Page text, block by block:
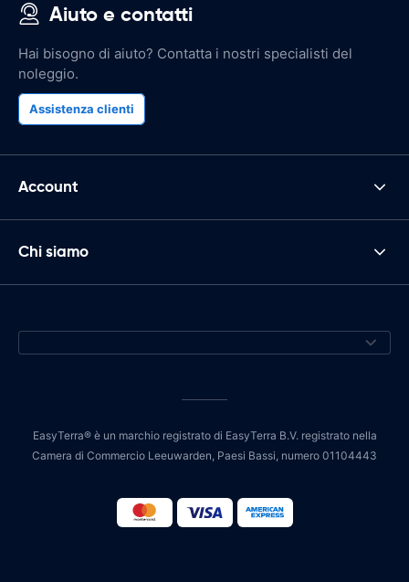
Aiuto e contatti
Hai bisogno di aiuto? Contatta i nostri specialisti del
noleggio.
Assistenza clienti
Account
Chi siamo
EasyTerra® è un marchio registrato di EasyTerra B.V. registrato nella
Camera di Commercio Leeuwarden, Paesi Bassi, numero 01104443